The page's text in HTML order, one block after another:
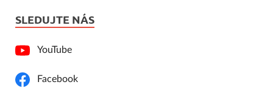
SLEDUJTE NÁS
YouTube
Facebook